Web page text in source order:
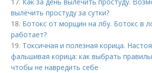
вылечить простуду за сутки?
18. Ботокс от морщин на лбу. Ботокс в
работает?
19. Токсичная и полезная корица.
фальшивая корица: как выбрать
чтобы не навредить себе